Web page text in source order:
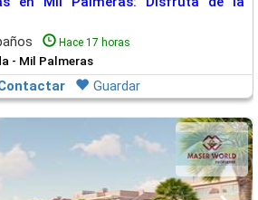
Hace 17 horas
- Mil Palmeras
Guardar